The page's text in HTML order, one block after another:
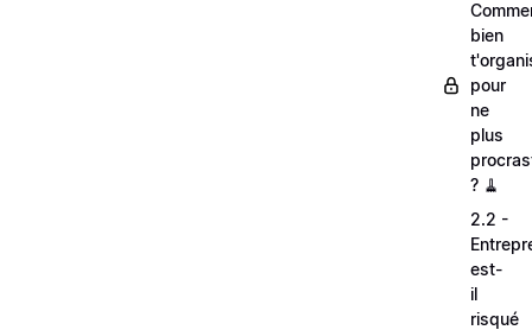
bien
pour
ne
plus
? 🧹
2.2 -
est-
il
risqué